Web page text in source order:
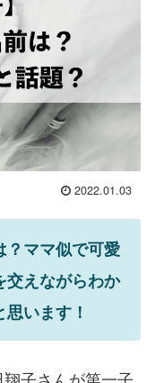
2022.01.03
？ママ似で可愛
交えながらわか
います！